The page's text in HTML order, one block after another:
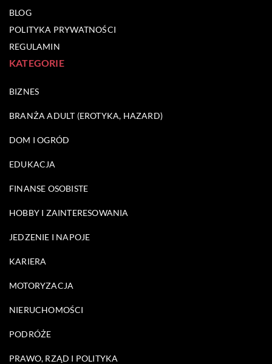
BLOG
POLITYKA PRYWATNOŚCI
REGULAMIN
KATEGORIE
BIZNES
BRANŻA ADULT (EROTYKA, HAZARD)
DOM I OGRÓD
EDUKACJA
FINANSE OSOBISTE
HOBBY I ZAINTERESOWANIA
JEDZENIE I NAPOJE
KARIERA
MOTORYZACJA
NIERUCHOMOŚCI
PODRÓŻE
PRAWO, RZĄD I POLITYKA